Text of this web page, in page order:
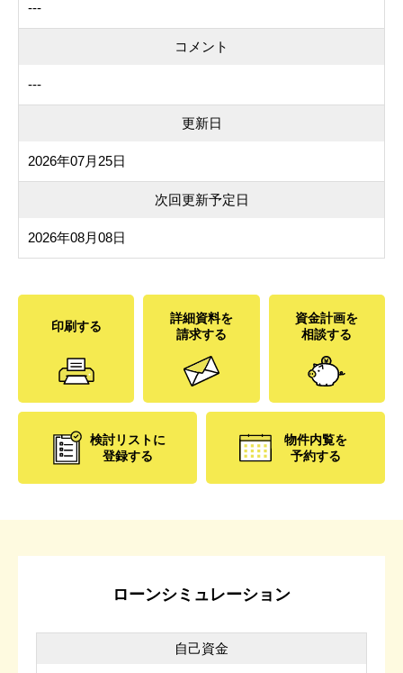
---
コメント
---
更新日
2026年07月25日
次回更新予定日
2026年08月08日
印刷する
詳細資料を
請求する
資金計画を
相談する
検討リストに
登録する
物件内覧を
予約する
ローンシミュレーション
自己資金